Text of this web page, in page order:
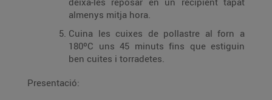
almenys mitja hora.
Cuina les cuixes de pollastre al forn a
180ºC uns 45 minuts fins que estiguin
ben cuites i torradetes.
Presentació: